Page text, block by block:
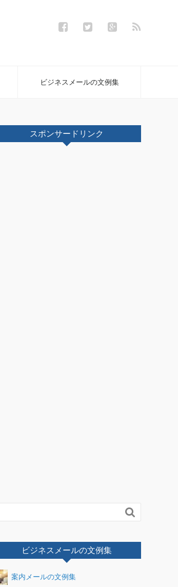
ビジネスメールの文例集
スポンサードリンク

ビジネスメールの文例集
案内メールの文例集